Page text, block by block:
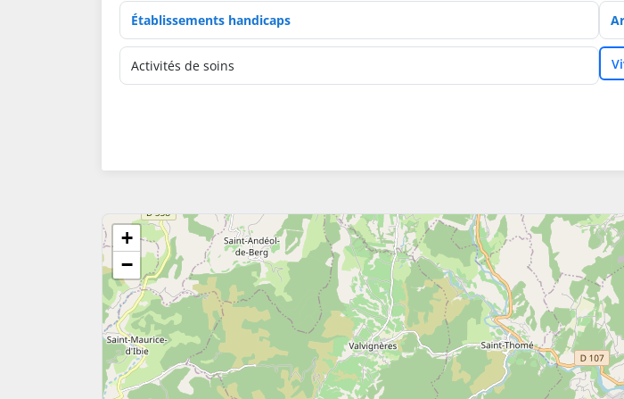
Type d'établissement
Activités de soins Ville
+
−